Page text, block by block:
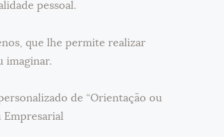
pessoal.
que lhe permite realizar
imaginar.
de “Orientação ou
Empresarial